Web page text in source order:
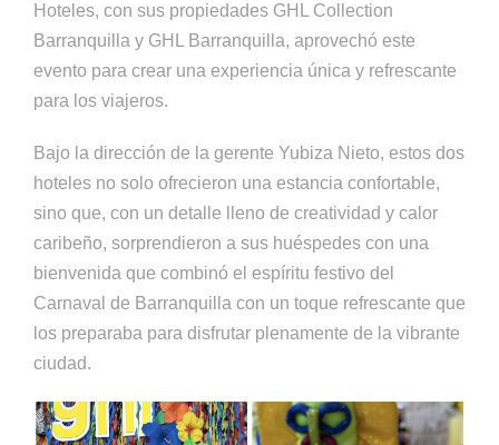
Hoteles, con sus propiedades GHL Collection
Barranquilla y GHL Barranquilla, aprovechó este
evento para crear una experiencia única y refrescante
para los viajeros.
Bajo la dirección de la gerente Yubiza Nieto, estos dos
hoteles no solo ofrecieron una estancia confortable,
sino que, con un detalle lleno de creatividad y calor
caribeño, sorprendieron a sus huéspedes con una
bienvenida que combinó el espíritu festivo del
Carnaval de Barranquilla con un toque refrescante que
los preparaba para disfrutar plenamente de la vibrante
ciudad.